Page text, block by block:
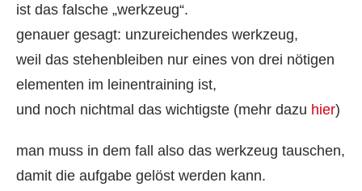
ist das falsche „werkzeug“.
genauer gesagt: unzureichendes werkzeug,
weil das stehenbleiben nur eines von drei nötigen
elementen im leinentraining ist,
und noch nichtmal das wichtigste (mehr dazu hier)
man muss in dem fall also das werkzeug tauschen,
damit die aufgabe gelöst werden kann.